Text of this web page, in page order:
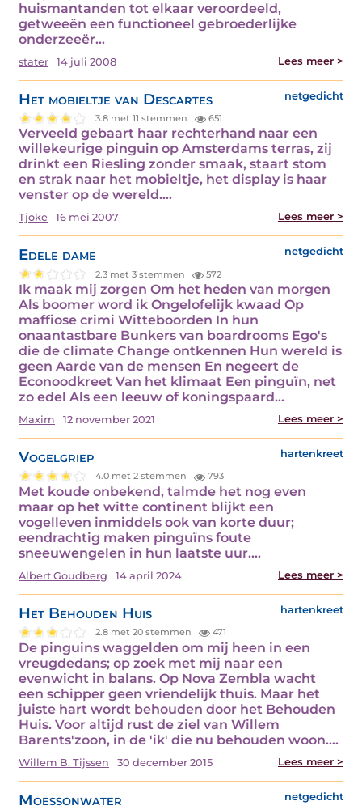
huismantanden tot elkaar veroordeeld,
getweeën een functioneel gebroederlijke
onderzeeër…
stater 14 juli 2008 Lees meer >
Het mobieltje van Descartes netgedicht
3.8 met 11 stemmen 651
Verveeld gebaart haar rechterhand naar een
willekeurige pinguin op Amsterdams terras, zij
drinkt een Riesling zonder smaak, staart stom
en strak naar het mobieltje, het display is haar
venster op de wereld.…
Tjoke 16 mei 2007 Lees meer >
Edele dame netgedicht
2.3 met 3 stemmen 572
Ik maak mij zorgen Om het heden van morgen
Als boomer word ik Ongelofelijk kwaad Op
maffiose crimi Witteboorden In hun
onaantastbare Bunkers van boardrooms Ego's
die de climate Change ontkennen Hun wereld is
geen Aarde van de mensen En negeert de
Econoodkreet Van het klimaat Een pinguïn, net
zo edel Als een leeuw of koningspaard…
Maxim 12 november 2021 Lees meer >
Vogelgriep hartenkreet
4.0 met 2 stemmen 793
Met koude onbekend, talmde het nog even
maar op het witte continent blijkt een
vogelleven inmiddels ook van korte duur;
eendrachtig maken pinguïns foute
sneeuwengelen in hun laatste uur.…
Albert Goudberg 14 april 2024 Lees meer >
Het Behouden Huis hartenkreet
2.8 met 20 stemmen 471
De pinguins waggelden om mij heen in een
vreugdedans; op zoek met mij naar een
evenwicht in balans. Op Nova Zembla wacht
een schipper geen vriendelijk thuis. Maar het
juiste hart wordt behouden door het Behouden
Huis. Voor altijd rust de ziel van Willem
Barents'zoon, in de 'ik' die nu behouden woon.…
Willem B. Tijssen 30 december 2015 Lees meer >
Moessonwater netgedicht